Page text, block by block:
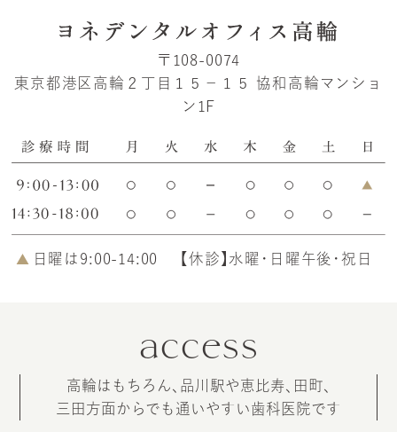
〒108-0074
東京都港区高輪２丁目１５−１５ 協和高輪マンショ
ン1F
日曜は9:00-14:00 【休診】水曜・日曜午後・祝日
access
高輪はもちろん、品川駅や恵比寿、田町、
三田方面からでも通いやすい歯科医院です